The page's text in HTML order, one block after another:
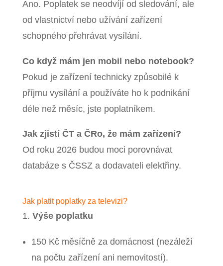
Ano. Poplatek se neodvíjí od sledování, ale
od vlastnictví nebo užívání zařízení
schopného přehrávat vysílání.
Co když mám jen mobil nebo notebook?
Pokud je zařízení technicky způsobilé k
příjmu vysílání a používáte ho k podnikání
déle než měsíc, jste poplatníkem.
Jak zjistí ČT a ČRo, že mám zařízení?
Od roku 2026 budou moci porovnávat
databáze s ČSSZ a dodavateli elektřiny.
Jak platit poplatky za televizi?
Výše poplatku
150 Kč měsíčně za domácnost (nezáleží
na počtu zařízení ani nemovitostí).